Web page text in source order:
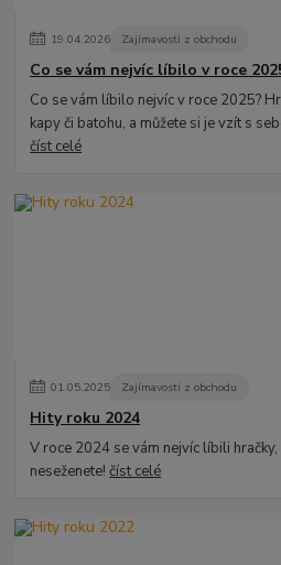
19.04.2026 Zajímavosti z obchodu
Co se vám nejvíc líbilo v roce
Co se vám líbilo nejvíc v roce 2025?
kapy či batohu, a můžete si je vzít s
číst celé
01.05.2025 Zajímavosti z obchodu
Hity roku 2024
V roce 2024 se vám nejvíc líbili
neseženete!číst celé